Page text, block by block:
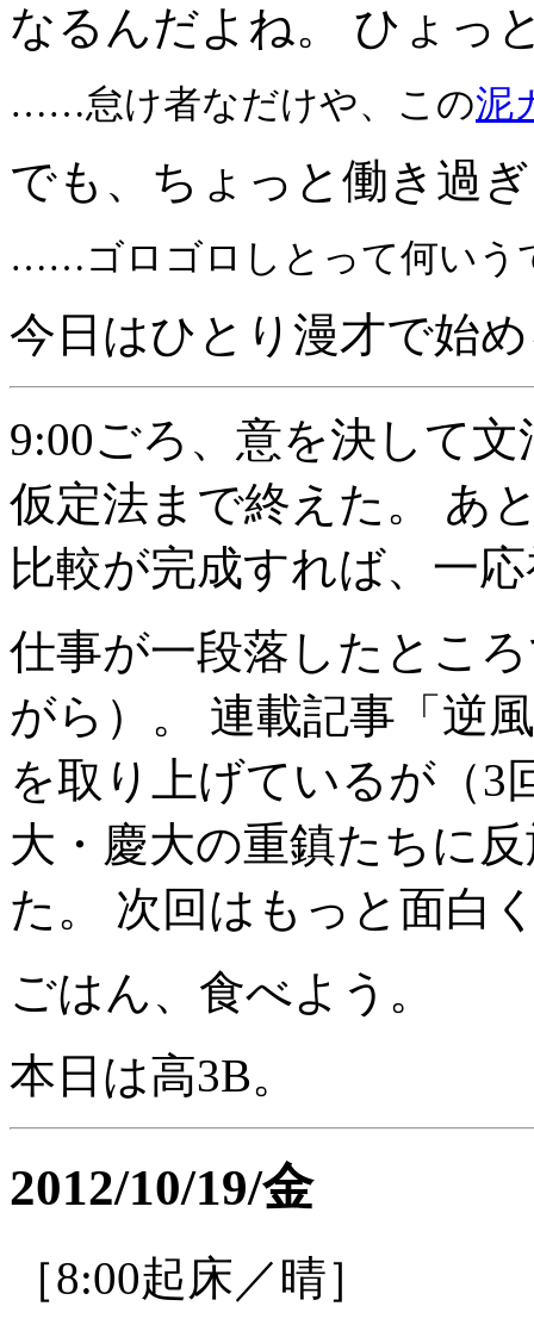
なるんだよね。 ひょっ
……怠け者なだけや、この泥
でも、ちょっと働き過
……ゴロゴロしとって何いう
今日はひとり漫才で始
9:00ごろ、意を決して
仮定法まで終えた。 あ
比較が完成すれば、一
仕事が一段落したとこ
がら）。 連載記事「逆
を取り上げているが（3
大・慶大の重鎮たちに
た。 次回はもっと面白
ごはん、食べよう。
本日は高3B。
2012/10/19/金
［8:00起床／晴］